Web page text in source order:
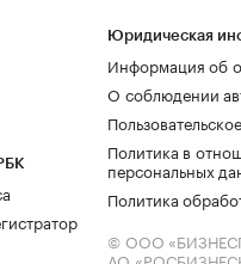
Юридическая
Информация об
О соблюдении
Политика в
персональных
Политика
© ООО
АО